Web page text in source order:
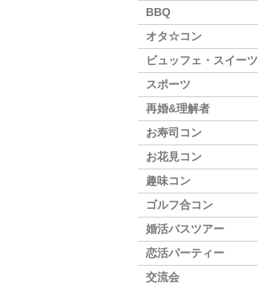
BBQ
オタ☆コン
ビュッフェ・スイーツ
スポーツ
再婚&理解者
お寿司コン
お花見コン
趣味コン
ゴルフ合コン
婚活バスツアー
恋活パーティー
交流会